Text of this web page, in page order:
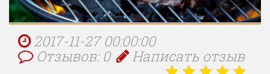
2017-11-27 00:00:00
Отзывов: 0
Написать отзыв